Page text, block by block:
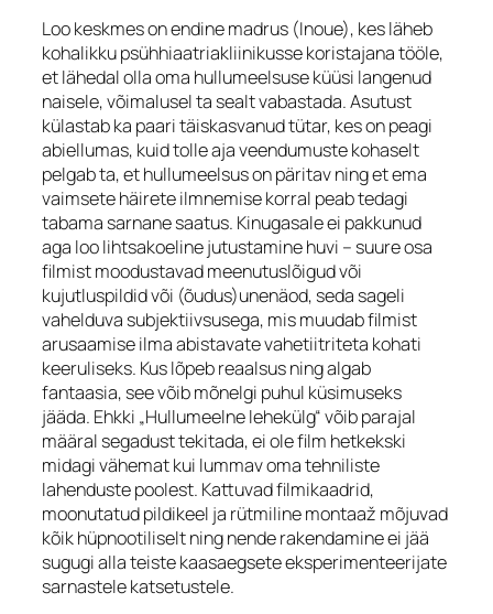
Loo keskmes on endine madrus (Inoue), kes läheb
kohalikku psühhiaatriakliinikusse koristajana tööle,
et lähedal olla oma hullumeelsuse küüsi langenud
naisele, võimalusel ta sealt vabastada. Asutust
külastab ka paari täiskasvanud tütar, kes on peagi
abiellumas, kuid tolle aja veendumuste kohaselt
pelgab ta, et hullumeelsus on päritav ning et ema
vaimsete häirete ilmnemise korral peab tedagi
tabama sarnane saatus. Kinugasale ei pakkunud
aga loo lihtsakoeline jutustamine huvi – suure osa
filmist moodustavad meenutuslõigud või
kujutluspildid või (õudus)unenäod, seda sageli
vahelduva subjektiivsusega, mis muudab filmist
arusaamise ilma abistavate vahetiitriteta kohati
keeruliseks. Kus lõpeb reaalsus ning algab
fantaasia, see võib mõnelgi puhul küsimuseks
jääda. Ehkki „Hullumeelne lehekülg“ võib parajal
määral segadust tekitada, ei ole film hetkekski
midagi vähemat kui lummav oma tehniliste
lahenduste poolest. Kattuvad filmikaadrid,
moonutatud pildikeel ja rütmiline montaaž mõjuvad
kõik hüpnootiliselt ning nende rakendamine ei jää
sugugi alla teiste kaasaegsete eksperimenteerijate
sarnastele katsetustele.